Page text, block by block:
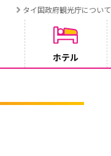
タイ国政府観光庁について
ホテル